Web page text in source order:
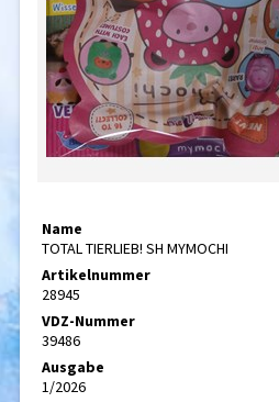
Name
TOTAL TIERLIEB! SH MYMOCHI
Artikelnummer
28945
VDZ-Nummer
39486
Ausgabe
1/2026